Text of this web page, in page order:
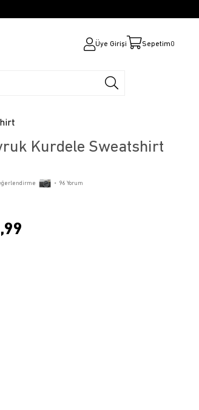
Üye Girişi Sepetim0
Kurdele Sweatshirt
• 96 Yorum